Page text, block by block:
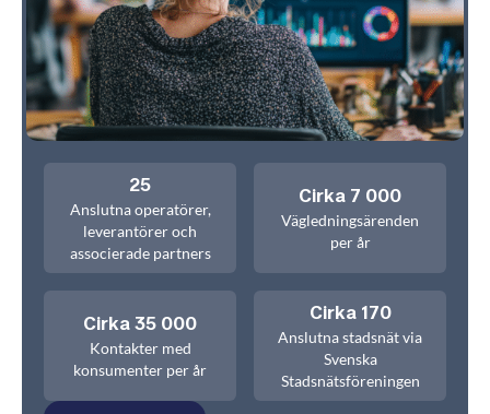
25
Anslutna operatörer,
leverantörer och
associerade partners
Cirka 7 000
Vägledningsärenden
per år
Cirka 35 000
Kontakter med
konsumenter per år
Cirka 170
Anslutna stadsnät via
Svenska
Stadsnätsföreningen